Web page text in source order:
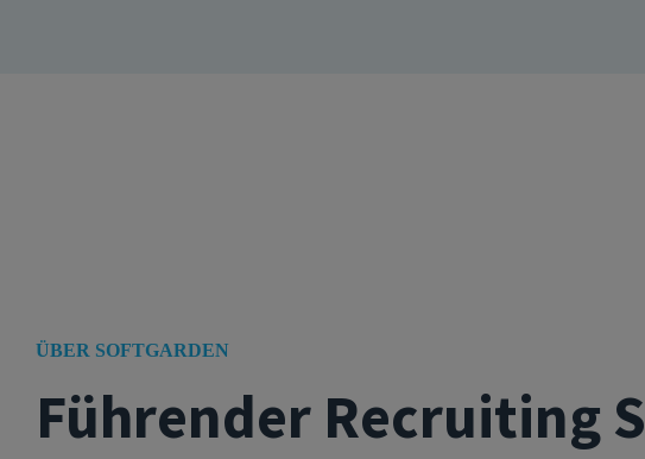
ÜBER SOFTGARDEN
Führender Recruiting